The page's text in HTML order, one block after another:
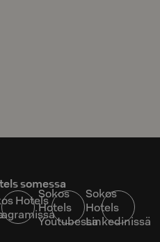
somessa
HotelsSokos
Hotels
Youtubessa
Sokos
Hotels
Linkedinissä